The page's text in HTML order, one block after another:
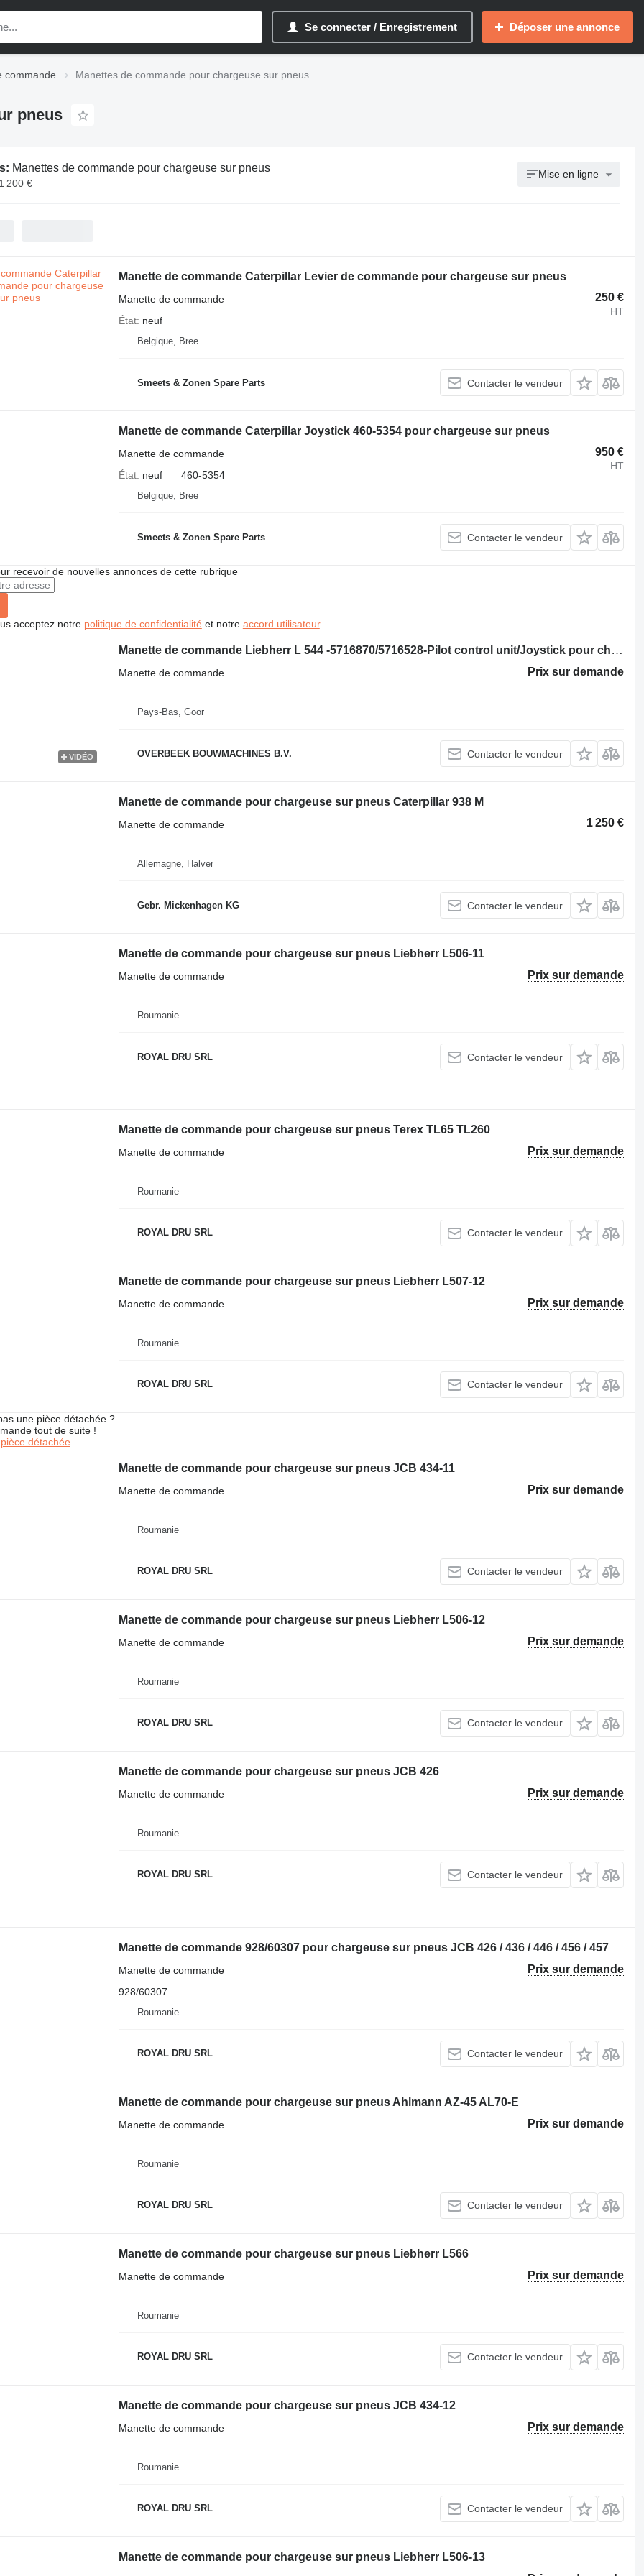
Se connecter / Enregistrement Déposer une annonce
commande Manettes de commande pour chargeuse sur pneus
pneus
Manettes de commande pour chargeuse sur pneus
200 €
Mise en ligne
Manette de commande Caterpillar Levier de commande pour chargeuse sur pneus
250 €
HT
Manette de commande
État neuf
Belgique, Bree
Smeets & Zonen Spare Parts Contacter le vendeur
Manette de commande Caterpillar Joystick 460-5354 pour chargeuse sur pneus
950 €
HT
Manette de commande
État neuf 460-5354
Belgique, Bree
Smeets & Zonen Spare Parts Contacter le vendeur
recevoir de nouvelles annonces de cette rubrique
acceptez notre politique de confidentialité et notre accord utilisateur.
VIDÉO
Manette de commande Liebherr L 544 -5716870/5716528-Pilot control unit/Joystick pour chargeuse sur pneus
Prix sur demande
Manette de commande
Pays-Bas, Goor
OVERBEEK BOUWMACHINES B.V. Contacter le vendeur
Manette de commande pour chargeuse sur pneus Caterpillar 938 M
1 250 €
Manette de commande
Allemagne, Halver
Gebr. Mickenhagen KG Contacter le vendeur
Manette de commande pour chargeuse sur pneus Liebherr L506-11
Prix sur demande
Manette de commande
Roumanie
ROYAL DRU SRL Contacter le vendeur
Manette de commande pour chargeuse sur pneus Terex TL65 TL260
Prix sur demande
Manette de commande
Roumanie
ROYAL DRU SRL Contacter le vendeur
Manette de commande pour chargeuse sur pneus Liebherr L507-12
Prix sur demande
Manette de commande
Roumanie
ROYAL DRU SRL Contacter le vendeur
une pièce détachée ?
tout de suite !
détachée
Manette de commande pour chargeuse sur pneus JCB 434-11
Prix sur demande
Manette de commande
Roumanie
ROYAL DRU SRL Contacter le vendeur
Manette de commande pour chargeuse sur pneus Liebherr L506-12
Prix sur demande
Manette de commande
Roumanie
ROYAL DRU SRL Contacter le vendeur
Manette de commande pour chargeuse sur pneus JCB 426
Prix sur demande
Manette de commande
Roumanie
ROYAL DRU SRL Contacter le vendeur
Manette de commande 928/60307 pour chargeuse sur pneus JCB 426 / 436 / 446 / 456 / 457
Prix sur demande
Manette de commande
928/60307
Roumanie
ROYAL DRU SRL Contacter le vendeur
Manette de commande pour chargeuse sur pneus Ahlmann AZ-45 AL70-E
Prix sur demande
Manette de commande
Roumanie
ROYAL DRU SRL Contacter le vendeur
Manette de commande pour chargeuse sur pneus Liebherr L566
Prix sur demande
Manette de commande
Roumanie
ROYAL DRU SRL Contacter le vendeur
Manette de commande pour chargeuse sur pneus JCB 434-12
Prix sur demande
Manette de commande
Roumanie
ROYAL DRU SRL Contacter le vendeur
Manette de commande pour chargeuse sur pneus Liebherr L506-13